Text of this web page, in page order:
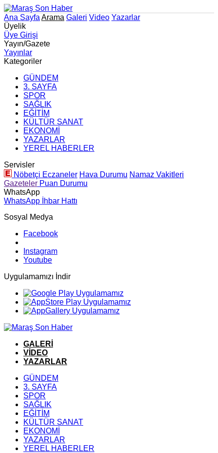
Ana Sayfa Arama Galeri Video Yazarlar
Üyelik
Üye Girişi
Yayın/Gazete
Yayınlar
Kategoriler
GÜNDEM
3. SAYFA
SPOR
SAĞLIK
EĞİTİM
KÜLTÜR SANAT
EKONOMİ
YAZARLAR
YEREL HABERLER
Servisler
Nöbetçi Eczaneler Hava Durumu Namaz Vakitleri
Gazeteler Puan Durumu
WhatsApp
WhatsApp İhbar Hattı
Sosyal Medya
Facebook
Instagram
Youtube
Uygulamamızı İndir
GALERİ
VİDEO
YAZARLAR
GÜNDEM
3. SAYFA
SPOR
SAĞLIK
EĞİTİM
KÜLTÜR SANAT
EKONOMİ
YAZARLAR
YEREL HABERLER